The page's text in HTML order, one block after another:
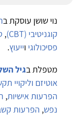
נוי שושן עוסקת ב
קוגניטיבי (CBT)
,
פסיכולוגי וייעוץ.
מטפלת בגיל
אוטיזם וליקויי
הפרעות אישיות,
נפש, הפרעות קשב